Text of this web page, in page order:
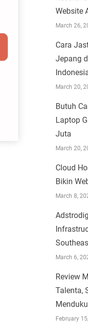
Website
March 26,
Cara
Jepang
March 20,
Butuh
Laptop
Juta
March 20,
Cloud
Bikin
March 8,
March 6,
Review
Talenta,
February